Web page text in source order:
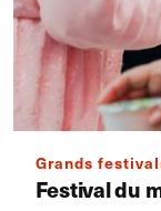
Grands
Festival du